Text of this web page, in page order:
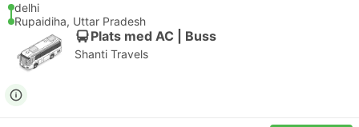
delhi
Rupaidiha, Uttar Pradesh
Plats med AC | Buss
Shanti Travels